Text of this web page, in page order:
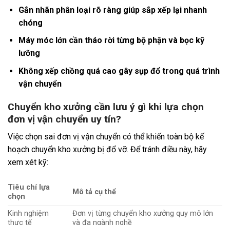
Gắn nhãn phân loại rõ ràng giúp sắp xếp lại nhanh
chóng
Máy móc lớn cần tháo rời từng bộ phận và bọc kỹ
lưỡng
Không xếp chồng quá cao gây sụp đổ trong quá trình
vận chuyển
Chuyển kho xưởng cần lưu ý gì khi lựa chọn
đơn vị vận chuyển uy tín?
Việc chọn sai đơn vị vận chuyển có thể khiến toàn bộ kế
hoạch chuyển kho xưởng bị đổ vỡ. Để tránh điều này, hãy
xem xét kỹ:
Tiêu chí lựa
chọn
Mô tả cụ thể
Kinh nghiệm
thực tế
Đơn vị từng chuyển kho xưởng quy mô lớn
và đa ngành nghề